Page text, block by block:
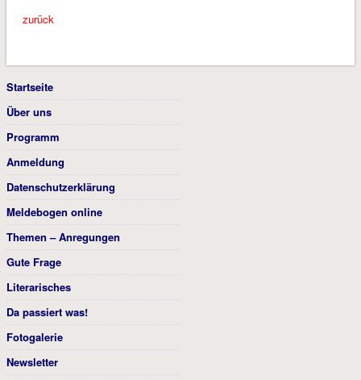
zurück
Startseite
Über uns
Programm
Anmeldung
Datenschutzerklärung
Meldebogen online
Themen – Anregungen
Gute Frage
Literarisches
Da passiert was!
Fotogalerie
Newsletter